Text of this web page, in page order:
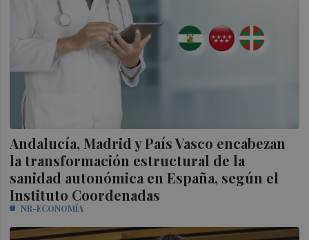
Andalucía, Madrid y País Vasco encabezan
la transformación estructural de la
sanidad autonómica en España, según el
Instituto Coordenadas
NR-ECONOMÍA